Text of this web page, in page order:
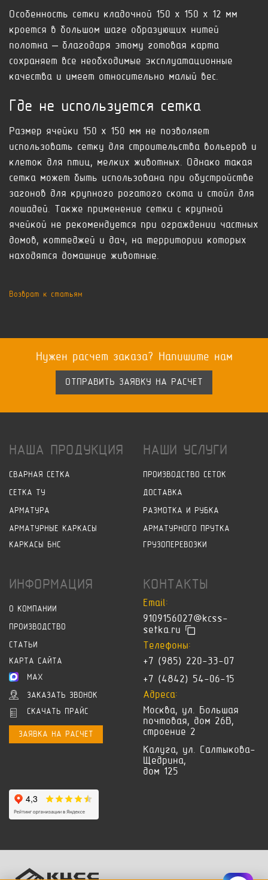
Особенность сетки кладочной 150 x 150 x 12 мм
кроется в большом шаге образующих нитей
полотна – благодаря этому готовая карта
сохраняет все необходимые эксплуатационные
качества и имеет относительно малый вес.
Где не используется сетка
Размер ячейки 150 x 150 мм не позволяет
использовать сетку для строительства вольеров и
клеток для птиц, мелких животных. Однако такая
сетка может быть использована при обустройстве
загонов для крупного рогатого скота и стойл для
лошадей. Также применение сетки с крупной
ячейкой не рекомендуется при ограждении частных
домов, коттеджей и дач, на территории которых
находятся домашние животные.
Возврат к статьям
Нужен расчет заказа? Напишите нам
ОТПРАВИТЬ ЗАЯВКУ НА РАСЧЕТ
НАША ПРОДУКЦИЯ
СВАРНАЯ СЕТКА
СЕТКА ТУ
АРМАТУРА
АРМАТУРНЫЕ КАРКАСЫ
КАРКАСЫ БНС
НАШИ УСЛУГИ
ПРОИЗВОДСТВО СЕТОК
ДОСТАВКА
РАЗМОТКА И РУБКА
АРМАТУРНОГО ПРУТКА
ГРУЗОПЕРЕВОЗКИ
ИНФОРМАЦИЯ
О КОМПАНИИ
ПРОИЗВОДСТВО
СТАТЬИ
КАРТА САЙТА
MAX
ЗАКАЗАТЬ ЗВОНОК
СКАЧАТЬ ПРАЙС
ЗАЯВКА НА РАСЧЕТ
КОНТАКТЫ
Email:
9109156027@kcss-
setka.ru
Телефоны:
+7 (985) 220-33-07
+7 (4842) 54-06-15
Адреса:
Москва, ул. Большая
почтовая, дом 26В,
строение 2
Калуга, ул. Салтыкова-
Щедрина,
дом 125